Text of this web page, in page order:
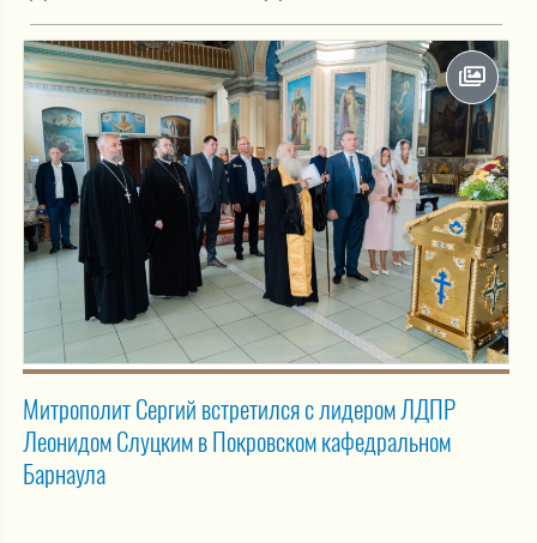
Митрополит Сергий встретился с лидером ЛДПР
Леонидом Слуцким в Покровском кафедральном
Барнаула